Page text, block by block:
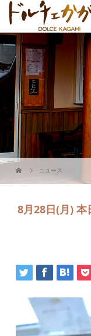
ニュース
8月28日(月) 本